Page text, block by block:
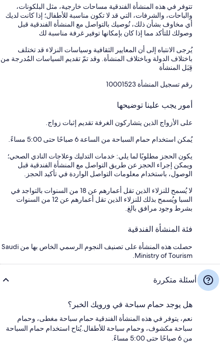
تتوفر في هذه المنشأة الفندقية مساحات خارجية، مثل البلكونات،
والباحات، والشرفات، التي قد لا تكون مناسبة للأطفال؛ إذا كانت لديك
أي مخاوف بشأن ذلك، نُوصيك بالتواصل مع المنشأة الفندقية قبل
وصولك للتأكد مما إذا كان بإمكانها توفير غرفة مناسبة لك
يُرجى الانتباه إلى أن المعايير الثقافية وسياسات النزلاء قد تختلف
باختلاف الدولة وباختلاف المنشأة. وقد تمّ تقديم السياسات المُدرجة من
قِبَل المنشأة
رقم تسجيل المنشأة ⁦10001523⁩
أمور يجب علينا توضيحها
على الأزواج الذين يتشاركون الغرفة تقديم إثبات زواج.
يُمكن استخدام حمام السباحة من الساعة 6 صباحًا حتى 5:00 مساءً.
يكون الحجز مطلوبًا لما يلي: خدمات التدليك وعلاجات النادي الصحي؛
ويمكن إجراء الحجز عن طريق التواصل مع المنشأة الفندقية قبل
الوصول، باستخدام معلومات التواصل الواردة في تأكيد الحجز.
لا يُسمح للنزلاء الذين تقل أعمارهم عن 18 من السنوات بالتواجد في
السبا ويُسمح بذلك للنزلاء الذين تقل أعمارهم عن 12 من السنوات
بشرط وجود مرافق بالغ.
فئة المنشأة الفندقية
حصلت هذه المنشأة على تصنيف النجوم الرسمي الخاص بها من Saudi
Ministry of Tourism.
أسئلة متكررة
هل يوجد حمام سباحة في ورويك الخبر؟
نعم، يتوفر في هذه المنشأة الفندقية حمام سباحة مغطى، وحمام
سباحة مكشوف، وحمام سباحة للأطفال.يُتاح استخدام حمام السباحة
من 6 صباحًا حتى 5:00 مساءً.